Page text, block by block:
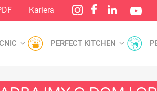
Kariera
PERFECT KITCHEN